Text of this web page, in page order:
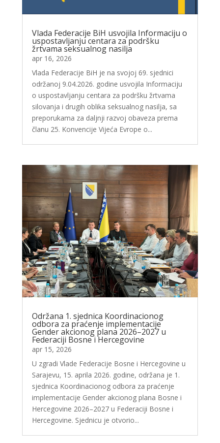
Vlada Federacije BiH usvojila Informaciju o
uspostavljanju centara za podršku
žrtvama seksualnog nasilja
apr 16, 2026
Vlada Federacije BiH je na svojoj 69. sjednici
održanoj 9.04.2026. godine usvojila Informaciju
o uspostavljanju centara za podršku žrtvama
silovanja i drugih oblika seksualnog nasilja, sa
preporukama za daljnji razvoj obaveza prema
članu 25. Konvencije Vijeća Evrope o...
Održana 1. sjednica Koordinacionog
odbora za praćenje implementacije
Gender akcionog plana 2026–2027 u
Federaciji Bosne i Hercegovine
apr 15, 2026
U zgradi Vlade Federacije Bosne i Hercegovine u
Sarajevu, 15. aprila 2026. godine, održana je 1.
sjednica Koordinacionog odbora za praćenje
implementacije Gender akcionog plana Bosne i
Hercegovine 2026–2027 u Federaciji Bosne i
Hercegovine. Sjednicu je otvorio...